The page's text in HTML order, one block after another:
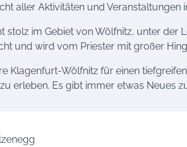
aller Aktivitäten und Veranstaltungen
stolz im Gebiet von Wölfnitz, unter
und wird vom Priester mit großer
Klagenfurt-Wölfnitz für einen
erleben. Es gibt immer etwas Neues